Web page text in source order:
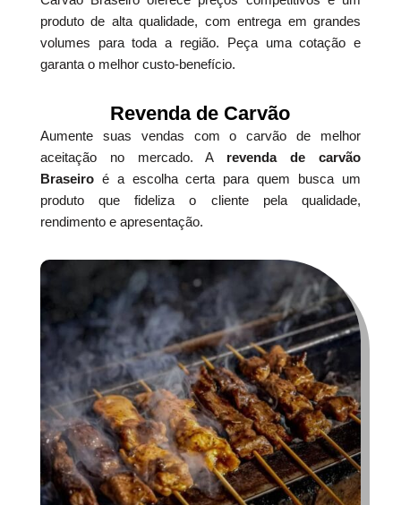
produto de alta qualidade, com entrega em grandes
volumes para toda a região. Peça uma cotação e
garanta o melhor custo-benefício.
Revenda de Carvão
Aumente suas vendas com o carvão de melhor
aceitação no mercado. A revenda de carvão
Braseiroé a escolha certa para quem busca um
produto que fideliza o cliente pela qualidade,
rendimento e apresentação.